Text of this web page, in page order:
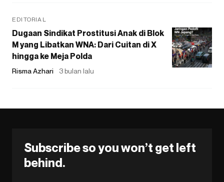
EDITORIAL
Dugaan Sindikat Prostitusi Anak di Blok
M yang Libatkan WNA: Dari Cuitan di X
hingga ke Meja Polda
Risma Azhari 3 bulan lalu
Subscribe so you won’t get left
behind.